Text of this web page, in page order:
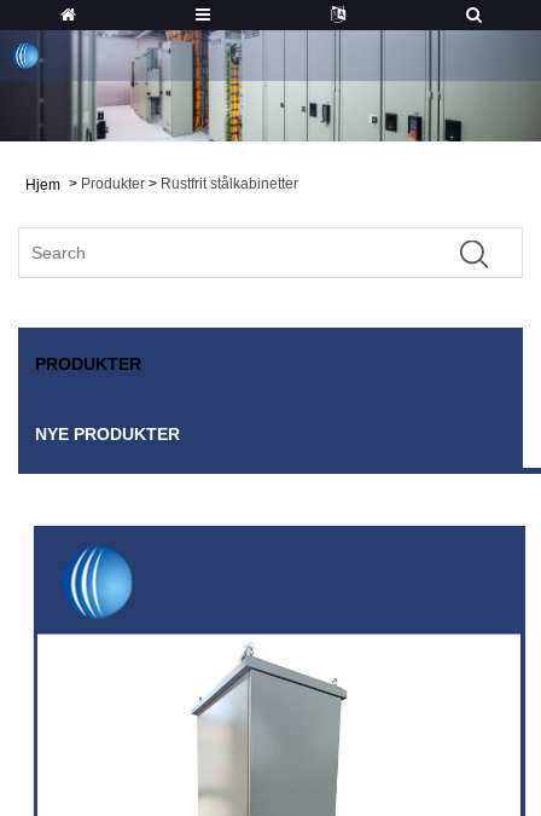
Hjem > Produkter > Rustfrit stålkabinetter
PRODUKTER
NYE PRODUKTER